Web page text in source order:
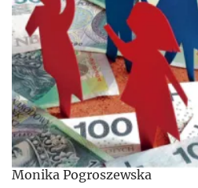
Monika Pogroszewska